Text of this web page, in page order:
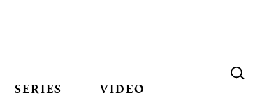
SERIES VIDEO